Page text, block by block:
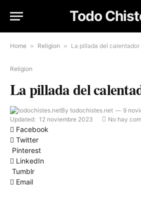
Todo
Home » Religion » La pillada del calentador
Religion
La pillada del
By todochistes.net
9
Updated: 12 noviembre 2023 No hay
Facebook
Twitter
Pinterest
LinkedIn
Tumblr
Email